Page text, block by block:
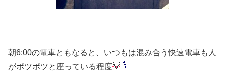
朝6:00の電車ともなると、いつもは混み合う快速電車も人
がポツポツと座っている程度